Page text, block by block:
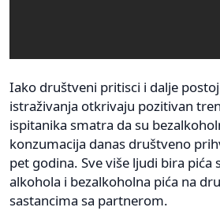
Iako društveni pritisci i dalje
istraživanja otkrivaju pozitivan
ispitanika smatra da su
konzumacija danas društveno
pet godina. Sve više ljudi bira pića
alkohola i bezalkoholna pića na
sastancima sa partnerom.